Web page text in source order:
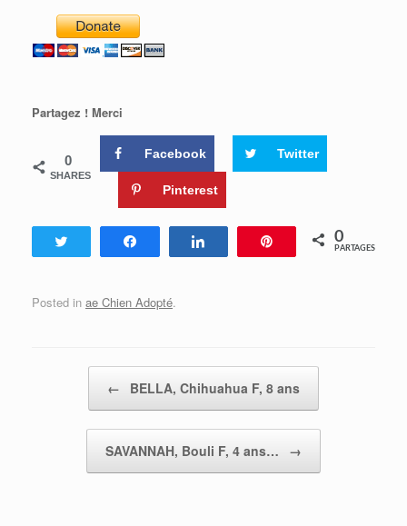
Partagez ! Merci
0
SHARES
Facebook Twitter
Pinterest
Tweetez Partagez Partagez Enregistrer
0
PARTAGES
Posted in ae Chien Adopté.
← BELLA, Chihuahua F, 8 ans
SAVANNAH, Bouli F, 4 ans… →